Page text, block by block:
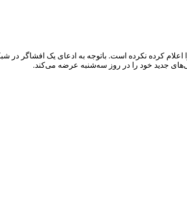
عرضه این سری را اعلام کرده نکرده است. باتوجه به ادعای یک